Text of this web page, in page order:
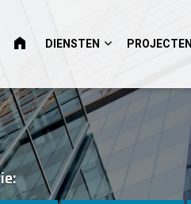
HOMEDIENSTEN PROJECTEN